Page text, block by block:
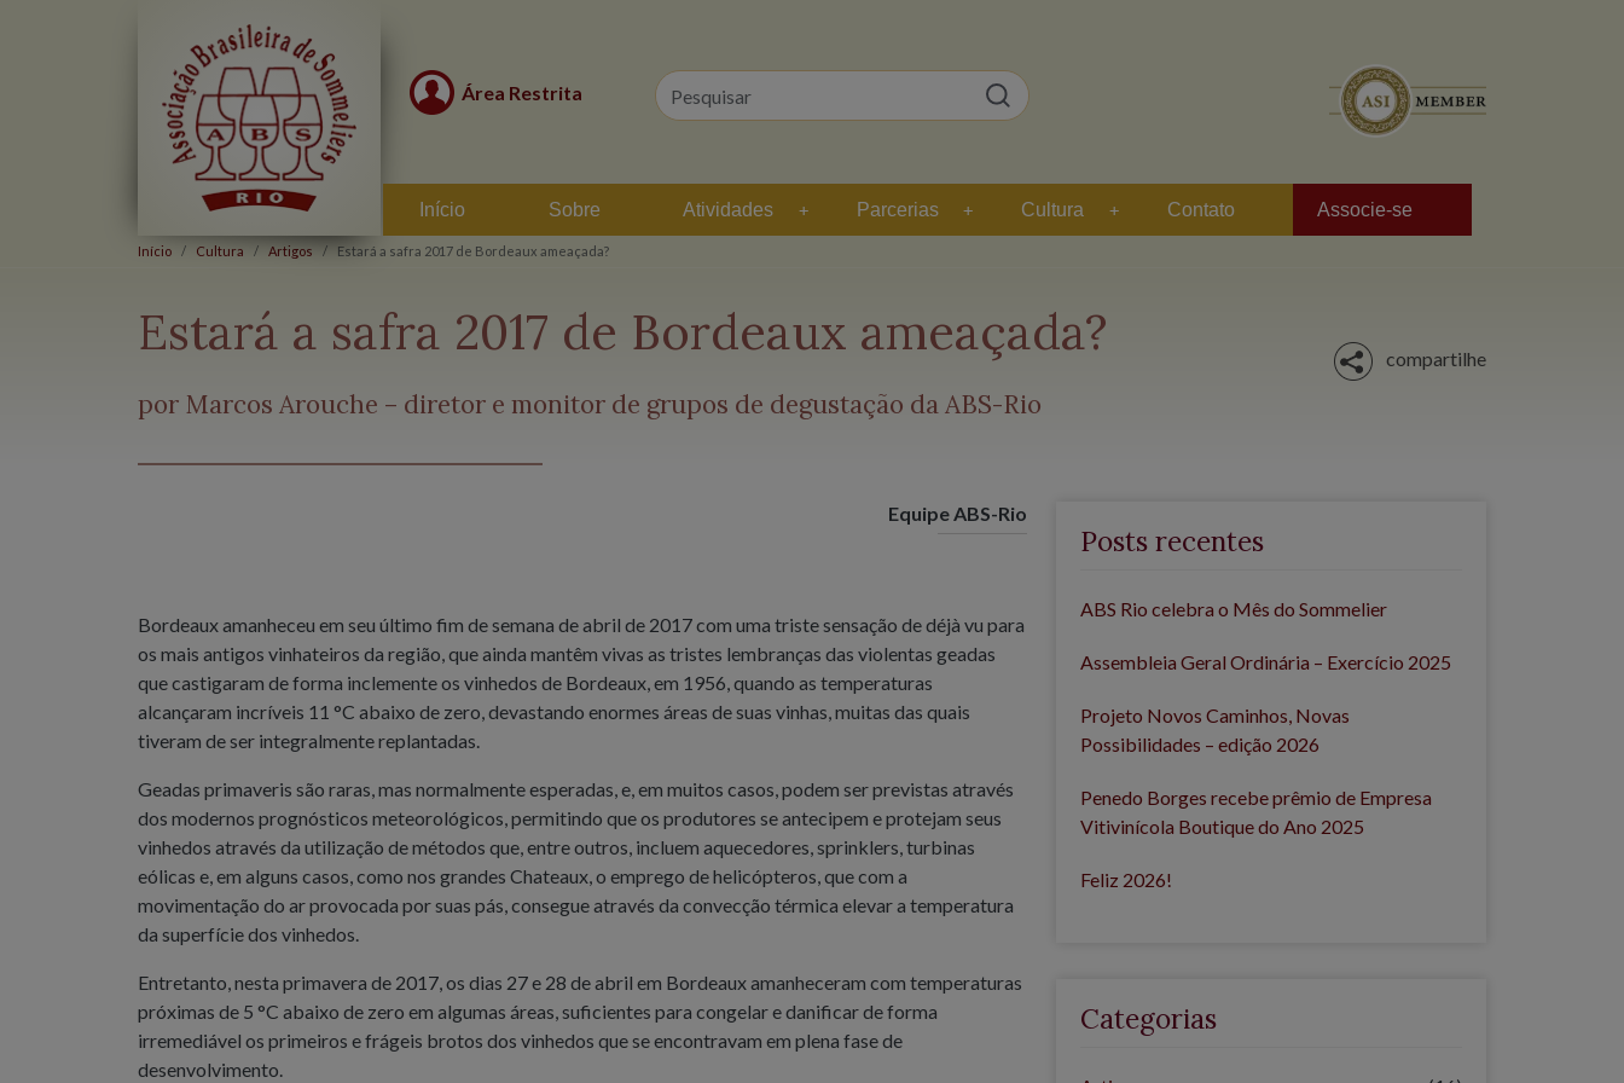
Área Restrita
Início Sobre Atividades Parcerias Cultura Contato Associe-se
Início Cultura Artigos Estará a safra 2017 de Bordeaux ameaçada?
compartilhe
Estará a safra 2017 de Bordeaux ameaçada?
por Marcos Arouche – diretor e monitor de grupos de degustação da ABS-Rio
Equipe ABS-Rio
Bordeaux amanheceu em seu último fim de semana de abril de 2017 com uma triste sensação de déjà vu para
os mais antigos vinhateiros da região, que ainda mantêm vivas as tristes lembranças das violentas geadas
que castigaram de forma inclemente os vinhedos de Bordeaux, em 1956, quando as temperaturas
alcançaram incríveis 11 °C abaixo de zero, devastando enormes áreas de suas vinhas, muitas das quais
tiveram de ser integralmente replantadas.
Geadas primaveris são raras, mas normalmente esperadas, e, em muitos casos, podem ser previstas através
dos modernos prognósticos meteorológicos, permitindo que os produtores se antecipem e protejam seus
vinhedos através da utilização de métodos que, entre outros, incluem aquecedores, sprinklers, turbinas
eólicas e, em alguns casos, como nos grandes Chateaux, o emprego de helicópteros, que com a
movimentação do ar provocada por suas pás, consegue através da convecção térmica elevar a temperatura
da superfície dos vinhedos.
Entretanto, nesta primavera de 2017, os dias 27 e 28 de abril em Bordeaux amanheceram com temperaturas
próximas de 5 °C abaixo de zero em algumas áreas, suficientes para congelar e danificar de forma
irremediável os primeiros e frágeis brotos dos vinhedos que se encontravam em plena fase de
desenvolvimento.
Posts recentes
ABS Rio celebra o Mês do Sommelier
Assembleia Geral Ordinária – Exercício 2025
Projeto Novos Caminhos, Novas
Possibilidades – edição 2026
Penedo Borges recebe prêmio de Empresa
Vitivinícola Boutique do Ano 2025
Feliz 2026!
Categorias